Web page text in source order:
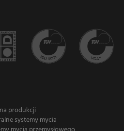
produkcji
systemy mycia